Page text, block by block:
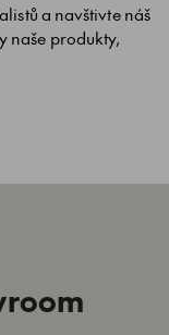
a navštivte náš
naše produkty,